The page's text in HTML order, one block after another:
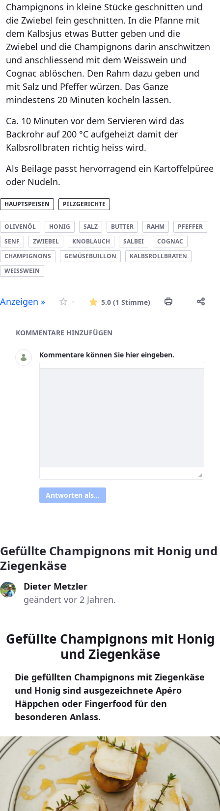
Champignons in kleine Stücke geschnitten und
die Zwiebel fein geschnitten. In die Pfanne mit
dem Kalbsjus etwas Butter geben und die
Zwiebel und die Champignons darin anschwitzen
und anschliessend mit dem Weisswein und
Cognac ablöschen. Den Rahm dazu geben und
mit Salz und Pfeffer würzen. Das Ganze
mindestens 20 Minuten köcheln lassen.
Ca. 10 Minuten vor dem Servieren wird das
Backrohr auf 200 °C aufgeheizt damit der
Kalbsrollbraten richtig heiss wird.
Als Beilage passt hervorragend ein Kartoffelpüree
oder Nudeln.
HAUPTSPEISEN PILZGERICHTE
OLIVENÖL HONIG SALZ BUTTER RAHM
PFEFFER
SENF
ZWIEBEL KNOBLAUCH SALBEI
COGNAC
CHAMPIGNONS
GEMÜSEBUILLON
KALBSROLLBRATEN
WEISSWEIN
Anzeigen » - 5.0 (1 Stimme) Die
Asset-Herausgeber
KOMMENTARE HINZUFÜGEN
Kommentare können Sie hier eingeben.
Antworten als...
Gefüllte Champignons mit Honig und
Ziegenkäse
Dieter Metzler
geändert vor 2 Jahren.
Gefüllte Champignons mit Honig
und Ziegenkäse
Die gefüllten Champignons mit Ziegenkäse
und Honig sind ausgezeichnete Apéro
Häppchen oder Fingerfood für den
besonderen Anlass.